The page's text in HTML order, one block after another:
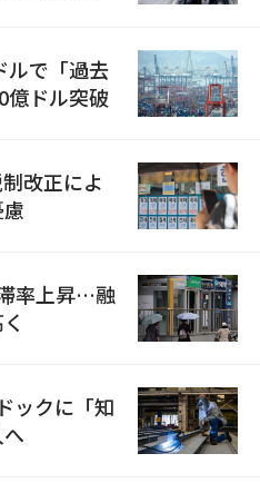
ルで「過去
ドル突破
改正によ
率上昇…融
ックに「知